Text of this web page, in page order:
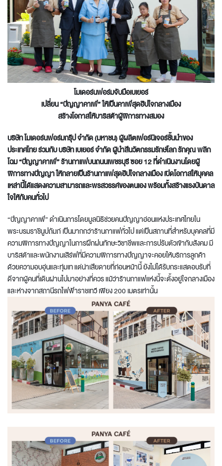
โมเดอร์นฟอร์มจับมือเบเยอร์
เปลี่ยน “ปัญญาคาเฟ่” ให้เป็นคาเฟ่สุดฮิปใจกลางเมือง
สร้างโอกาสให้บาริสต้าผู้พิการทางสมอง
บริษัท โมเดอร์นฟอร์มกรุ๊ป จำกัด (มหาชน) ผู้ผลิตเฟอร์นิเจอร์ชั้นนำของ
ประเทศไทย ร่วมกับ บริษัท เบเยอร์ จำกัด ผู้นำสีนวัตกรรมรักษ์โลก รักคุณ พลิก
โฉม “ปัญญาคาเฟ่” ร้านกาแฟบนถนนเพชรบุรี ซอย 12 ที่ดำเนินงานโดยผู้
พิการทางปัญญา ให้กลายเป็นร้านกาแฟสุดฮิปใจกลางเมือง เปิดโอกาสให้บุคคล
เหล่านี้ได้แสดงความสามารถและพรสวรรค์ของตนเอง พร้อมทั้งสร้างแรงบันดาล
ใจให้กับคนทั่วไป
“ปัญญาคาเฟ่” ดำเนินการโดยมูลนิธิช่วยคนปัญญาอ่อนแห่งประเทศไทยใน
พระบรมราชินูปถัมภ์ เป็นมากกว่าร้านกาแฟทั่วไป แต่เป็นสถานที่สำหรับบุคคลที่มี
ความพิการทางปัญญาในการฝึกฝนทักษะวิชาชีพและการปรับตัวเข้ากับสังคม มี
บาริสต้าและพนักงานเสิร์ฟที่มีความพิการทางปัญญาจะคอยให้บริการลูกค้า
ด้วยความอบอุ่นและทุ่มเท แต่น่าเสียดายที่ก่อนหน้านี้ ยังไม่ได้รับกระแสตอบรับที่
ดีจากผู้คนที่เดินผ่านไปมาอย่างที่ควร แม้ว่าร้านกาแฟแห่งนี้จะตั้งอยู่ใจกลางเมือง
และห่างจากสถานีรถไฟฟ้าราชเทวี เพียง 200 เมตรเท่านั้น